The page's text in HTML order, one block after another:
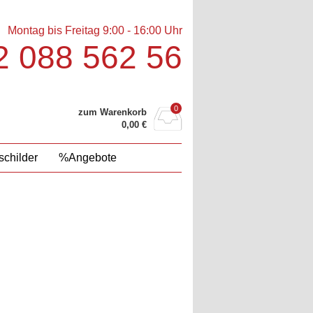
Montag bis Freitag 9:00 - 16:00 Uhr
088 562 56‬
zum Warenkorb
0,00€
0
%Angebote